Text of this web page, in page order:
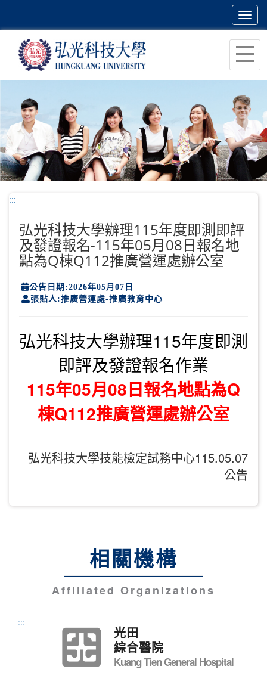
主
容
區
塊
:::
弘光科技大學辦理115年度即測即評
及發證報名-115年05月08日報名地
點為Q棟Q112推廣營運處辦公室
公告日期:2026年05月07日
張貼人:推廣營運處-推廣教育中心
弘光科技大學辦理115年度即測
即評及發證報名作業
115年05月08日報名地點為Q
棟Q112推廣營運處辦公室
弘光科技大學技能檢定試務中心115.05.07
公告
相關機構
Affiliated Organizations
:::
光田
綜合醫院
Kuang Tien General Hospital